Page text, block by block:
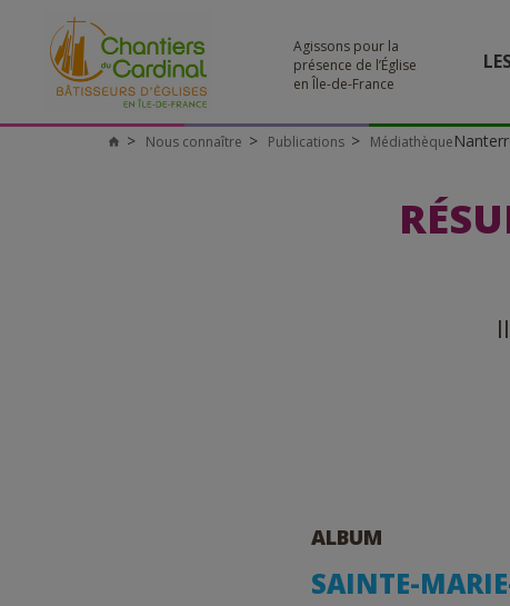
Agissons pour la
présence de l’Église
en Île-de-France
Chantiers
Nous connaître Publications Médiathèque
ALBUM
SAINTE-